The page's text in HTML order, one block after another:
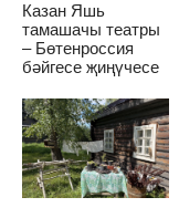
Казан Яшь
тамашачы театры
– Бөтенроссия
бәйгесе җиңүчесе